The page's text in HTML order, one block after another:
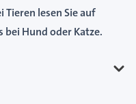
lesen Sie auf
bei Hund oder Katze.